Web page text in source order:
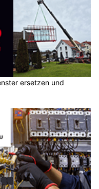
ersetzen und